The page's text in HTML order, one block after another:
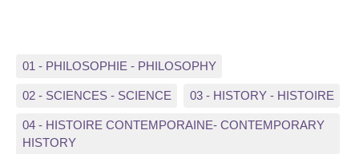
01 - PHILOSOPHIE - PHILOSOPHY
02 - SCIENCES - SCIENCE 03 - HISTORY - HISTOIRE
04 - HISTOIRE CONTEMPORAINE- CONTEMPORARY
HISTORY